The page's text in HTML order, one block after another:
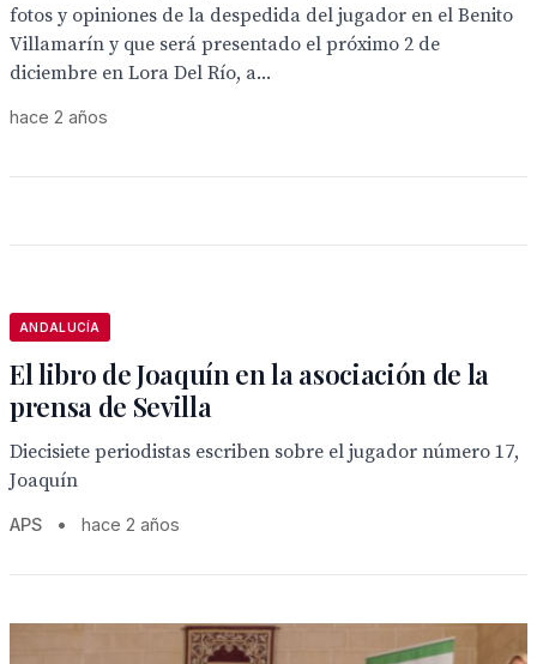
fotos y opiniones de la despedida del jugador en el Benito
Villamarín y que será presentado el próximo 2 de
diciembre en Lora Del Río, a...
hace 2 años
ANDALUCÍA
El libro de Joaquín en la asociación de la
prensa de Sevilla
Diecisiete periodistas escriben sobre el jugador número 17,
Joaquín
APS • hace 2 años